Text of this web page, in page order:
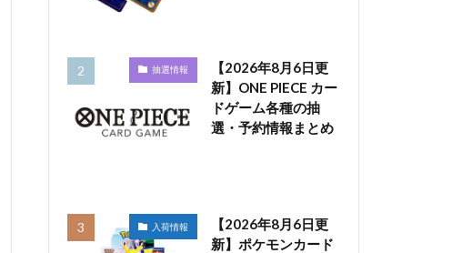
抽選情報
【2026年8月6日更
新】ONE PIECE カー
ドゲーム各種の抽
選・予約情報まとめ
入荷情報
【2026年8月6日更
新】ポケモンカード